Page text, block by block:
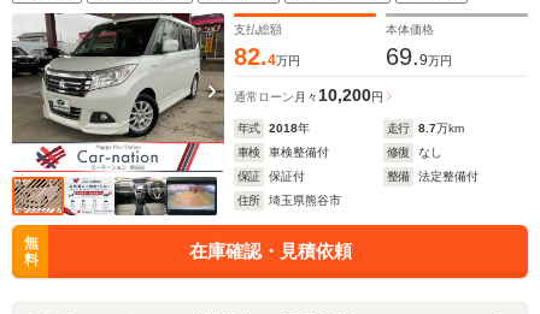
アソナー)/メモリーナビ/地デジTV/バックカメラ/HIDライ
ト/シートヒーター
支払総額
82.4万円
本体価格
69.9万円
通常ローン 月々 10,200円
年式 2018年 走行 8.7万km
車検
車検整備付 修復
なし
保証
保証付 整備
法定整備付
住所
埼玉県熊谷市
無
料
在庫確認・見積依頼